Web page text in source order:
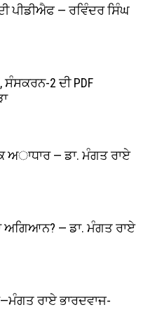
ਪੀਡੀਐਫ — ਰਵਿੰਦਰ ਸਿੰਘ
ਸੰਸਕਰਨ-2 ਦੀ PDF
ਅਾਧਾਰ — ਡਾ. ਮੰਗਤ ਰਾਏ
ਅਗਿਆਨ? — ਡਾ. ਮੰਗਤ ਰਾਏ
ਰਾਏ ਭਾਰਦਵਾਜ-